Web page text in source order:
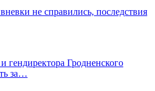
не справились, последствия
гендиректора Гродненского
за…